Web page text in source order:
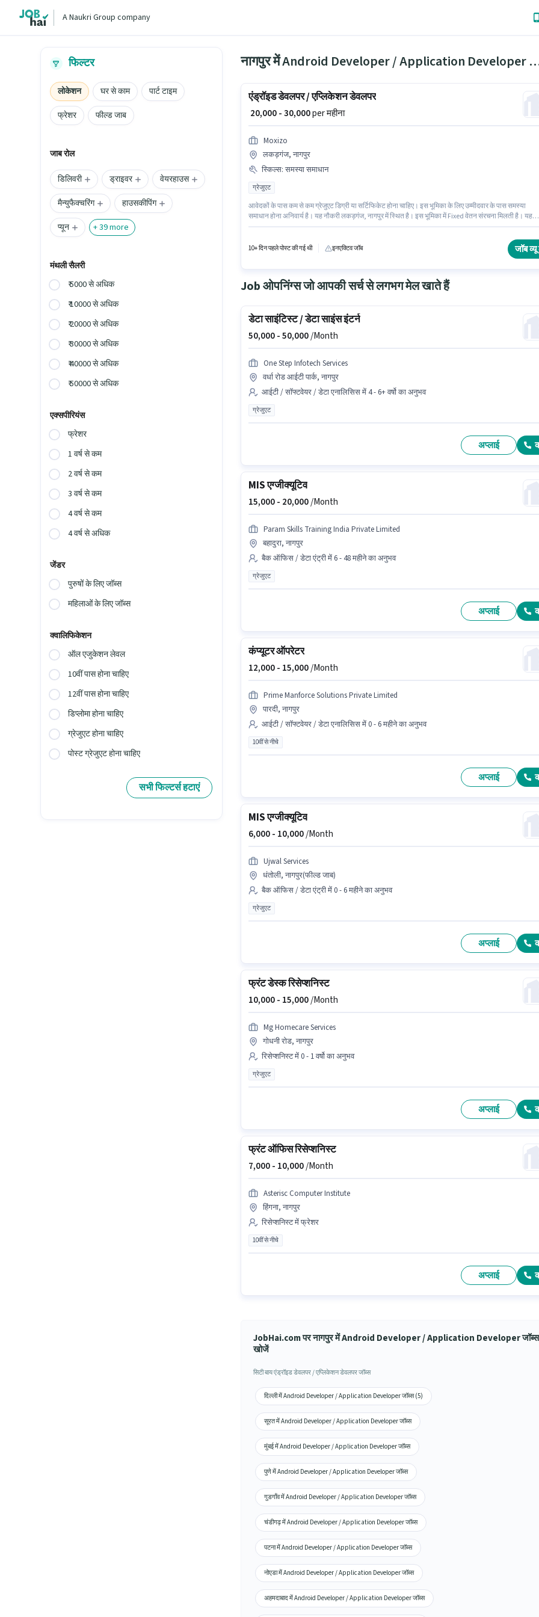
A Naukri Group company
फिल्टर
लोकेशन घर से काम
पार्ट टाइम
फ्रेशर
फील्ड जाब
जाब रोल
डिलिवरी ड्राइवर
वेयरहाउस
मैन्युफैक्चरिंग
हाउसकीपिंग
प्यून
+39more
मंथली सैलरी
₹ 5000 से अधिक
₹ 10000 से अधिक
₹ 20000 से अधिक
₹ 30000 से अधिक
₹ 40000 से अधिक
₹ 50000 से अधिक
एक्सपीरियंस
फ्रेशर
1 वर्ष से कम
2 वर्ष से कम
3 वर्ष से कम
4 वर्ष से कम
4 वर्ष से अधिक
जेंडर
पुरुषों के लिए जॉब्स
महिलाओं के लिए जॉब्स
क्वालिफिकेशन
ऑल एजुकेशन लेवल
10वीं पास होना चाहिए
12वीं पास होना चाहिए
डिप्लोमा होना चाहिए
ग्रेजुएट होना चाहिए
पोस्ट ग्रेजुएट होना चाहिए
सभी फिल्टर्स हटाएं
नागपुर में Android Developer /
एंड्रॉइड डेवलपर / एप्लिकेशन डेवलपर
₹ 20,000 - 30,000per महीना
Moxizo
लकड़गंज, नागपुर
स्किल्स: समस्या समाधान
ग्रेजुएट
आवेदकों के पास कम से कम ग्रेजुएट डिग्री या सर्टिफिकेट होना चाहिए। इस भूमिका के लिए उम्मीदवार के पास समस्या
समाधान होना अनिवार्य है। यह नौकरी लकड़गंज, नागपुर में स्थित है। इस भूमिका में Fixed वेतन संरचना मिलती है। यह
10+ दिन पहले पोस्ट की गई थी इनएक्टिव जॉब जॉब
Job ओपनिंग्स जो आपकी सर्च से लगभग मेल खाते हैं
डेटा साइंटिस्ट / डेटा साइंस इंटर्न
50,000 -50,000/Month
One Step Infotech Services
वर्धा रोड आईटी पार्क, नागपुर
आईटी / सॉफ्टवेयर / डेटा एनालिसिस में 4 - 6+ वर्षो का अनुभव
ग्रेजुएट
अप्लाई
MIS एग्जीक्यूटिव
15,000 - 20,000/Month
Param Skills Training India Private Limited
बहादुरा, नागपुर
बैक ऑफिस / डेटा एंट्री में 6 - 48 महीने का अनुभव
ग्रेजुएट
अप्लाई
कंप्यूटर ऑपरेटर
12,000 - 15,000/Month
Prime Manforce Solutions Private Limited
पारदी, नागपुर
आईटी / सॉफ्टवेयर / डेटा एनालिसिस में 0 - 6 महीने का अनुभव
10वीं से नीचे
अप्लाई
MIS एग्जीक्यूटिव
6,000 - 10,000/Month
Ujwal Services
धंतोली, नागपुर(फील्ड जाब)
बैक ऑफिस / डेटा एंट्री में 0 - 6 महीने का अनुभव
ग्रेजुएट
अप्लाई
फ्रंट डेस्क रिसेप्शनिस्ट
10,000 - 15,000/Month
Mg Homecare Services
गोधनी रोड, नागपुर
रिसेप्शनिस्ट में 0 - 1 वर्षो का अनुभव
ग्रेजुएट
अप्लाई
फ्रंट ऑफिस रिसेप्शनिस्ट
7,000 - 10,000/Month
Asterisc Computer Institute
हिंगना, नागपुर
रिसेप्शनिस्ट में फ्रेशर
10वीं से नीचे
अप्लाई
JobHai.com पर नागपुर में Android Developer / Application Developer जॉब्स
खोजें
सिटी बाय एंड्रॉइड डेवलपर / एप्लिकेशन डेवलपर जॉब्स
दिल्ली में Android Developer / Application Developer जॉब्स (5)
सूरत में Android Developer / Application Developer जॉब्स
मुंबई में Android Developer / Application Developer जॉब्स
पुणे में Android Developer / Application Developer जॉब्स
गुडगाँव में Android Developer / Application Developer जॉब्स
चंडीगढ़ में Android Developer / Application Developer जॉब्स
पटना में Android Developer / Application Developer जॉब्स
नोएडा में Android Developer / Application Developer जॉब्स
अहमदाबाद में Android Developer / Application Developer जॉब्स